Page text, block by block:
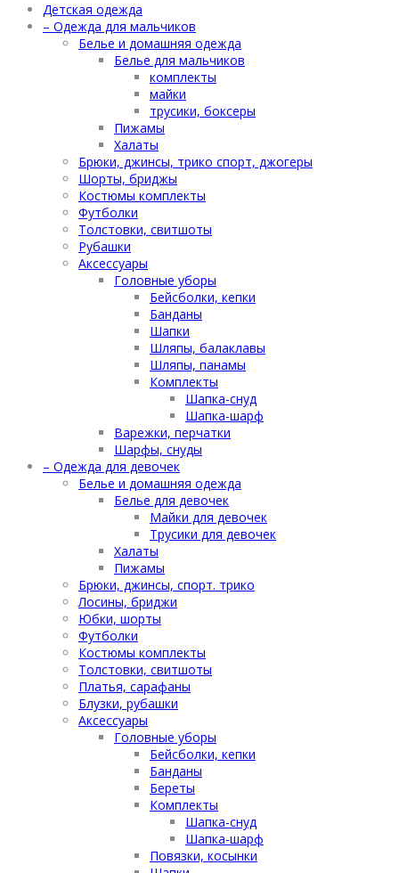
Детская одежда
– Одежда для мальчиков
Белье и домашняя одежда
Белье для мальчиков
комплекты
майки
трусики, боксеры
Пижамы
Халаты
Брюки, джинсы, трико спорт, джогеры
Шорты, бриджы
Костюмы комплекты
Футболки
Толстовки, свитшоты
Рубашки
Аксессуары
Головные уборы
Бейсболки, кепки
Банданы
Шапки
Шляпы, балаклавы
Шляпы, панамы
Комплекты
Шапка-снуд
Шапка-шарф
Варежки, перчатки
Шарфы, снуды
– Одежда для девочек
Белье и домашняя одежда
Белье для девочек
Майки для девочек
Трусики для девочек
Халаты
Пижамы
Брюки, джинсы, спорт. трико
Лосины, бриджи
Юбки, шорты
Футболки
Костюмы комплекты
Толстовки, свитшоты
Платья, сарафаны
Блузки, рубашки
Аксессуары
Головные уборы
Бейсболки, кепки
Банданы
Береты
Комплекты
Шапка-снуд
Шапка-шарф
Повязки, косынки